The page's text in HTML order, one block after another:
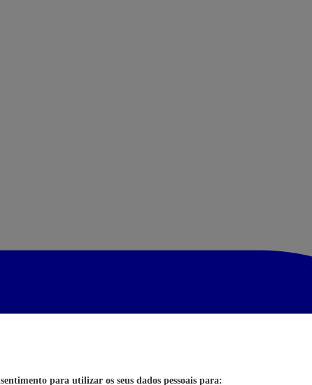
para utilizar os seus dados pessoais para: